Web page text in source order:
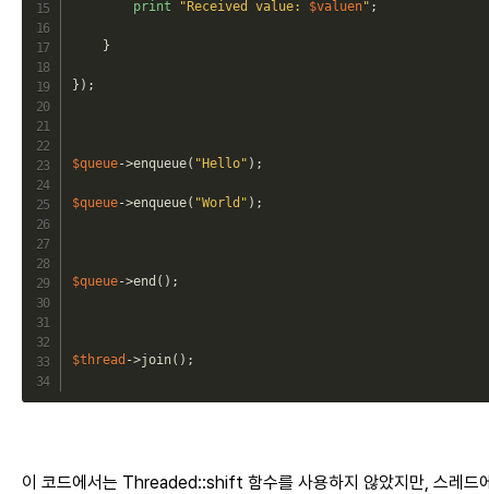
print "Received value: $valuen" ;
}
} ) ;
$queue->enqueue( "Hello" ) ;
$queue->enqueue( "World" ) ;
$queue->end ( ) ;
$thread ->join( ) ;
이 코드에서는 Threaded::shift 함수를 사용하지 않았지만, 스레드